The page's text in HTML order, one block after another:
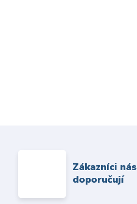
Zákazníci nás
doporučují